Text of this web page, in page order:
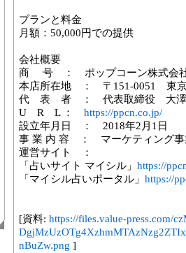
プランと料金
月額：50,000円での提供
会社概要
商 号 ： ポップコーン株式会
本店所在地 ： 〒151-0051 東京
代 表 者 ： 代表取締役 大澤
U R L ： https://ppcn.co.jp/
設立年月日 ： 2018年2月1日
事 業 内 容 ： マーケティング事
運営サイト ：
「占いサイト マイシル」 https://
「マイシル占いポータル」 https://
[資料: https://files.value-press.com/
nBuZw.png ]